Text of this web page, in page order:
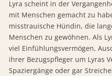
Lyra scheint in der
mit Menschen gemacht zu
misstrauische Hündin, die
Menschen zu gewöhnen. Als
viel Einfühlungsvermögen,
ihrer Bezugspfleger um Lyras
Spaziergänge oder gar